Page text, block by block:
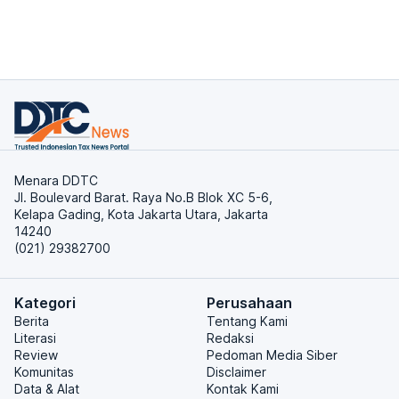
Menara DDTC
Jl. Boulevard Barat. Raya No.B Blok XC 5-6,
Kelapa Gading, Kota Jakarta Utara, Jakarta
14240
(021) 29382700
Kategori
Berita
Literasi
Review
Komunitas
Data & Alat
Perusahaan
Tentang Kami
Redaksi
Pedoman Media Siber
Disclaimer
Kontak Kami